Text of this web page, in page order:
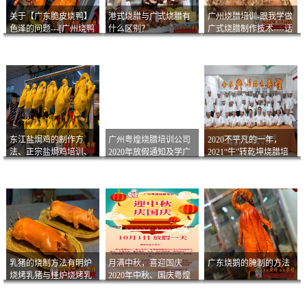
关于【广东脆皮烧鸭】
色泽的问题---[广州烧鸭
港式烧腊与广式烧腊有
什么区别？
广州烧腊培训-跟我学做
广式烧腊制作技术----话
东江盐焗鸡的制作方
法、正宗盐焗鸡培训、
广州粤煌烧腊培训公司
2020年放假通知及学广
2020不平凡的一年，
2021“牛”转乾坤烧腊培
乳猪的烧制方法有明炉
烧烤乳猪与挂炉烧烤乳
月满中秋，喜迎国庆
2020年中秋、国庆粤煌
广东烧鹅的腌制的方法